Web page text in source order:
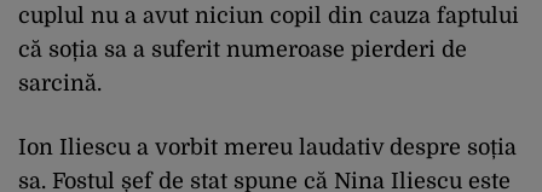
cuplul nu a avut niciun copil din cauza faptului
că soția sa a suferit numeroase pierderi de
sarcină.
Ion Iliescu a vorbit mereu laudativ despre soția
sa. Fostul șef de stat spune că Nina Iliescu este